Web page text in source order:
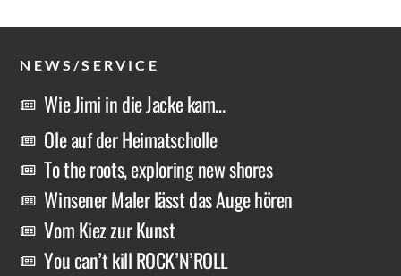
NEWS/SERVICE
Wie Jimi in die Jacke kam…
Ole auf der Heimatscholle
To the roots, exploring new shores
Winsener Maler lässt das Auge hören
Vom Kiez zur Kunst
You can’t kill ROCK’N’ROLL